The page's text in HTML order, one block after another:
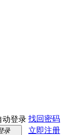
动登录 找回密码
录
立即注册